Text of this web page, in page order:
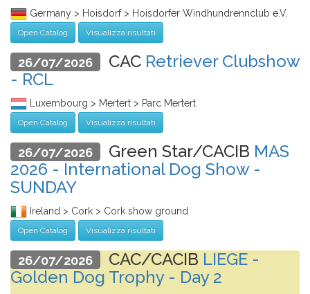
Germany > Hoisdorf > Hoisdorfer Windhundrennclub e.V.
Open Catalog Visualizza risultati
26/07/2026 CAC Retriever Clubshow
- RCL
Luxembourg > Mertert > Parc Mertert
Open Catalog Visualizza risultati
26/07/2026 Green Star/CACIB MAS
2026 - International Dog Show -
SUNDAY
Ireland > Cork > Cork show ground
Open Catalog Visualizza risultati
26/07/2026 CAC/CACIB LIEGE -
Golden Dog Trophy - Day 2